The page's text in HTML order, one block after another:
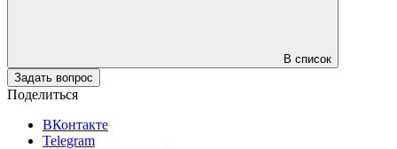
В список
Задать вопрос
Поделиться
ВКонтакте
Telegram